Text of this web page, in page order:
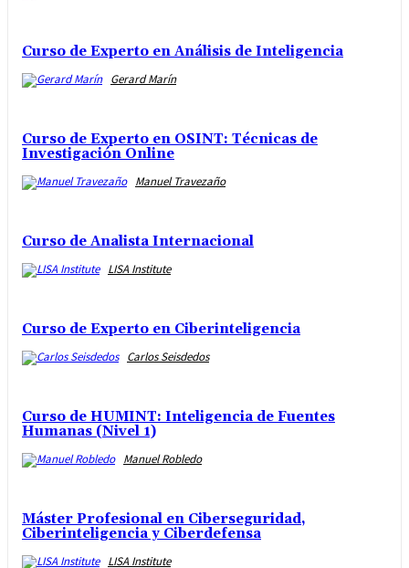
Curso de Experto en Análisis de Inteligencia
Gerard Marín
Curso de Experto en OSINT: Técnicas de
Investigación Online
Manuel Travezaño
Curso de Analista Internacional
LISA Institute
Curso de Experto en Ciberinteligencia
Carlos Seisdedos
Curso de HUMINT: Inteligencia de Fuentes
Humanas (Nivel 1)
Manuel Robledo
Máster Profesional en Ciberseguridad,
Ciberinteligencia y Ciberdefensa
LISA Institute